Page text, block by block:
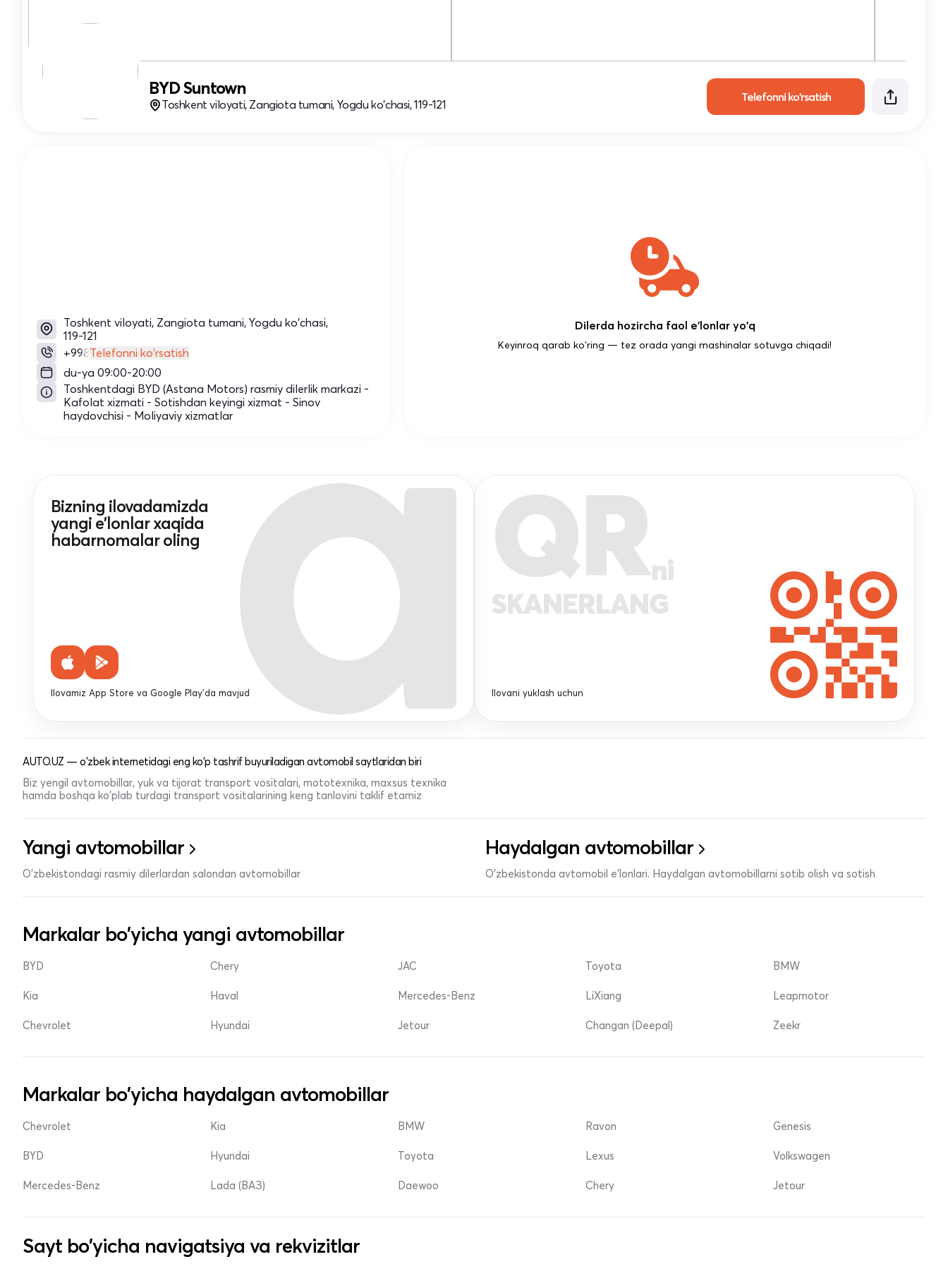
BYD Suntown
Toshkent viloyati, Zangiota tumani, Yogdu ko'chasi, 119-121
Telefonni ko'rsatish
Toshkent viloyati, Zangiota tumani, Yogdu ko'chasi,
119-121
+998Telefonni ko'rsatish
du-ya 09:00-20:00
Toshkentdagi BYD (Astana Motors) rasmiy dilerlik markazi -
Kafolat xizmati - Sotishdan keyingi xizmat - Sinov
haydovchisi - Moliyaviy xizmatlar
Dilerda hozircha faol e'lonlar yo'q
Keyinroq qarab ko'ring — tez orada yangi mashinalar sotuvga chiqadi!
Bizning ilovadamizda
yangi e'lonlar xaqida
habarnomalar oling
Ilovamiz App Store va Google Play'da mavjud
QRni
SKANERLANG
Ilovani yuklash uchun
AUTO.UZ — o'zbek internetidagi eng ko'p tashrif buyuriladigan avtomobil saytlaridan biri
Biz yengil avtomobillar, yuk va tijorat transport vositalari, mototexnika, maxsus texnika
hamda boshqa ko'plab turdagi transport vositalarining keng tanlovini taklif etamiz
Yangi avtomobillar
O'zbekistondagi rasmiy dilerlardan salondan avtomobillar
Haydalgan avtomobillar
O'zbekistonda avtomobil e’lonlari. Haydalgan avtomobillarni sotib olish va sotish
Markalar bo'yicha yangi avtomobillar
BYD
Kia
Chevrolet
Chery
Haval
Hyundai
JAC
Mercedes-Benz
Jetour
Toyota
LiXiang
Changan (Deepal)
BMW
Leapmotor
Zeekr
Markalar bo'yicha haydalgan avtomobillar
Chevrolet
BYD
Mercedes-Benz
Kia
Hyundai
Lada (ВАЗ)
BMW
Toyota
Daewoo
Ravon
Lexus
Chery
Genesis
Volkswagen
Jetour
Sayt bo'yicha navigatsiya va rekvizitlar